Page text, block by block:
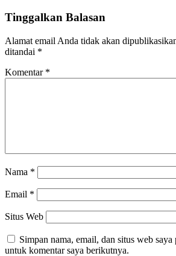
Tinggalkan Balasan
Alamat email Anda tidak akan
ditandai *
Komentar *
Nama *
Email *
Situs Web
Simpan nama, email, dan situs web saya
untuk komentar saya berikutnya.